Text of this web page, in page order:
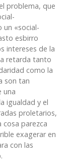
problema, que
un «social-
esbirro
intereses de la
retarda tanto
como la
son tan
una
igualdad y el
proletarios,
cosa parezca
exagerar en
con las